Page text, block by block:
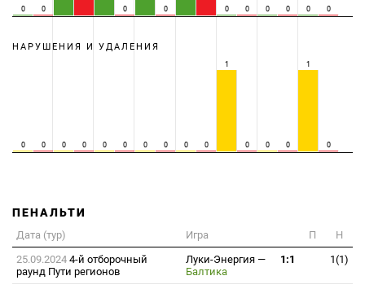
0 0 0 0 0 0 0 0 0 0
НАРУШЕНИЯ И УДАЛЕНИЯ
0 0 0 0 0 0 0 0 0 0
1
0 0 0
1
0
ПЕНАЛЬТИ
Дата (тур) Игра П
Н
25.09.2024 4-й отборочный
раунд Пути регионов
Луки-Энергия —
Балтика
1:1 1(1)